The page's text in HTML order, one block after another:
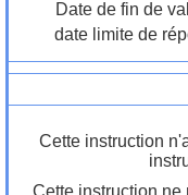
Date de fin de
date limite de
Cette instruction
Cette instruction ne